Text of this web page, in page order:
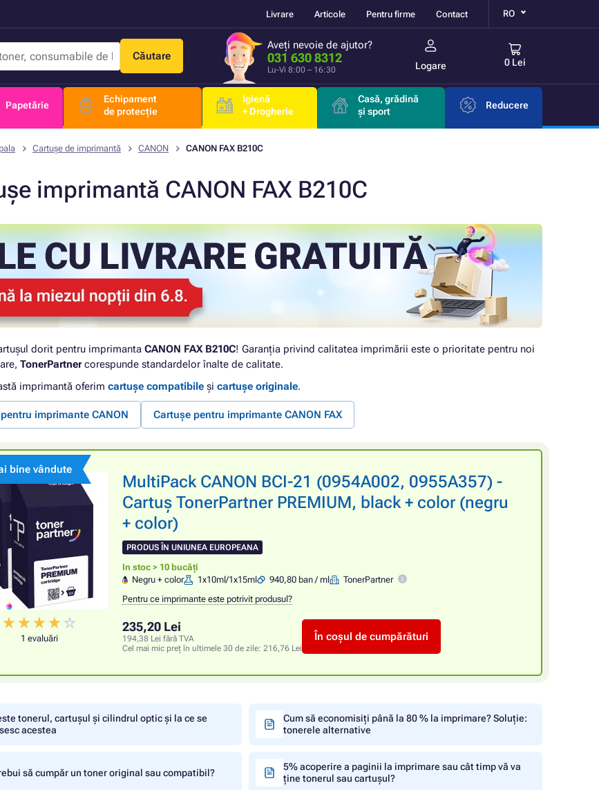
Livrare Articole Pentru firme Contact RO
Căutare
Aveți nevoie de ajutor?
031 630 8312
Lu-Vi 8:00 – 16:30 Logare 0 Lei
Papetărie
Echipament
de protecție
Igienă
+ Drogherie
Casă, grădină
și sport
Reducere
Cartușe de imprimantă CANON CANON FAX B210C
imprimantă CANON FAX B210C
dorit pentru imprimanta CANON FAX B210C! Garanția privind calitatea imprimării este o prioritate pentru noi
TonerPartnercorespunde standardelor înalte de calitate.
imprimantă oferim cartușe compatibile și cartușe originale.
imprimante CANON Cartușe pentru imprimante CANON FAX
bine vândute
1 evaluări
MultiPack CANON BCI-21 (0954A002, 0955A357) -
Cartuș TonerPartner PREMIUM, black + color (negru
+ color)
PRODUS ÎN UNIUNEA EUROPEANA
In stoc > 10 bucăți
Negru + color
1x10ml/1x15ml 940,80 ban / ml
TonerPartner
Pentru ce imprimante este potrivit produsul?
235,20 Lei
194,38 Lei fără TVA
Cel mai mic preț în ultimele 30 de zile: 216,76 Lei
În coșul de cumpărături
tonerul, cartușul și cilindrul optic și la ce se
acestea
Cum să economisiți până la 80 % la imprimare? Soluție:
tonerele alternative
să cumpăr un toner original sau compatibil?
5% acoperire a paginii la imprimare sau cât timp vă va
ține tonerul sau cartușul?